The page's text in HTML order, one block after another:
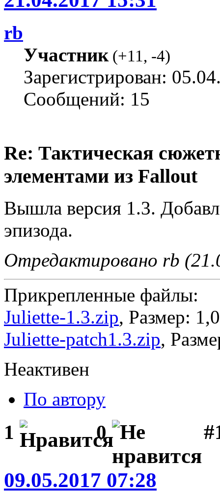
rb
Участник(+11, -4)
Зарегистрирован:
Сообщений: 15
Re: Тактическая
элементами из Fallout
Вышла версия 1.3.
эпизода.
Отредактировано rb
Прикрепленные файлы:
Juliette-1.3.zip, Размер:
Juliette-patch1.3.zip,
Неактивен
По автору
1 0
09.05.2017 07:28